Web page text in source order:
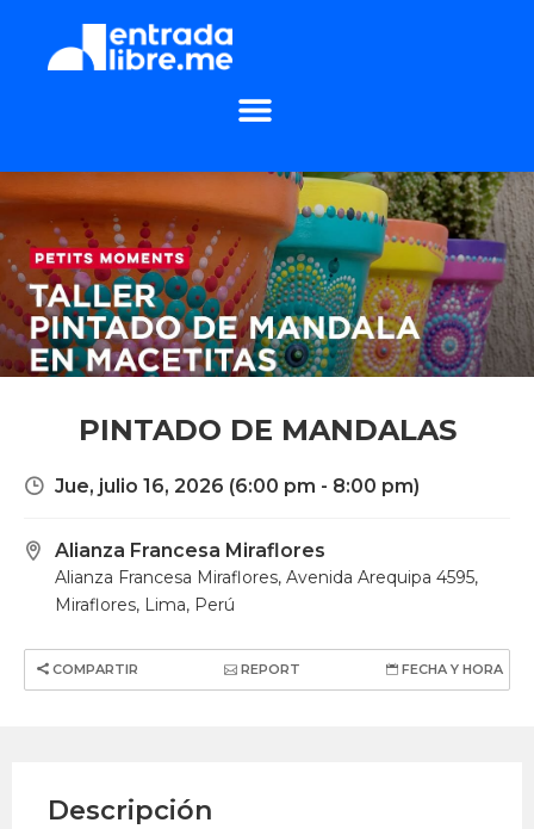
PINTADO DE MANDALAS
Jue, julio 16, 2026 (6:00 pm - 8:00 pm)
Alianza Francesa Miraflores
Alianza Francesa Miraflores, Avenida Arequipa 4595,
Miraflores, Lima, Perú
COMPARTIR REPORT FECHA Y HORA
Descripción